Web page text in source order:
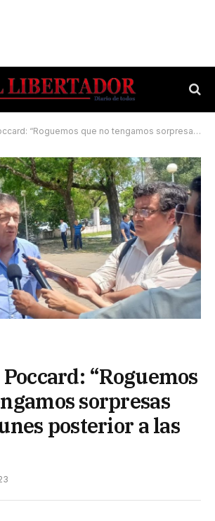
que no tengamos sorpresas como el lunes posterior a las Paso”
“Roguemos
sorpresas
posterior a las